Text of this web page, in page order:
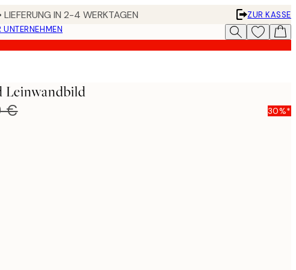
IN 2-4 WERKTAGEN
ZUR KASSE
UNTERNEHMEN
Leinwandbild
€ 30%*